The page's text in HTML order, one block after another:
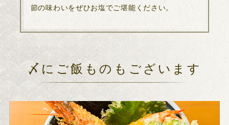
節の味わいをぜひお塩でご堪能ください。
〆にご飯ものもございます